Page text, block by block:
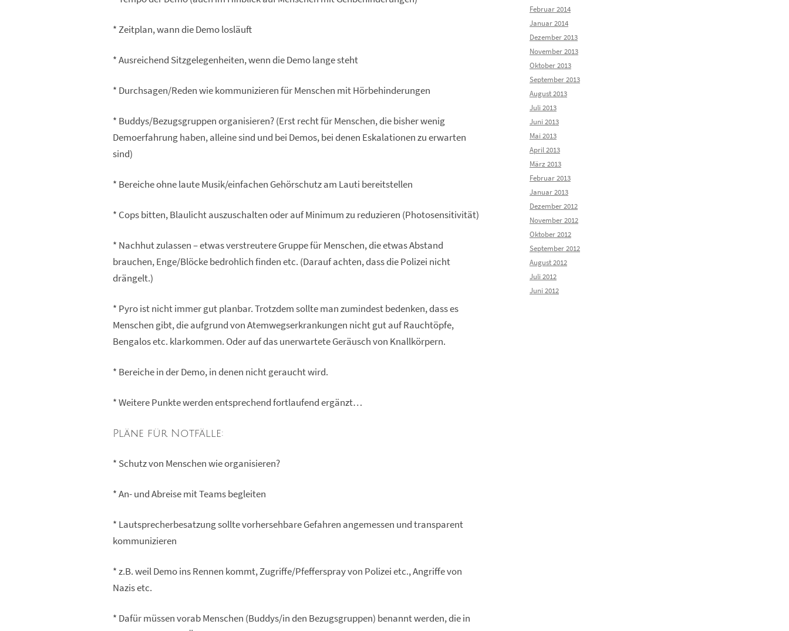
* Zeitplan, wann die Demo losläuft
* Ausreichend Sitzgelegenheiten, wenn die Demo lange steht
* Durchsagen/Reden wie kommunizieren für Menschen mit Hörbehinderungen
* Buddys/Bezugsgruppen organisieren? (Erst recht für Menschen, die bisher wenig
Demoerfahrung haben, alleine sind und bei Demos, bei denen Eskalationen zu erwarten
sind)
* Bereiche ohne laute Musik/einfachen Gehörschutz am Lauti bereitstellen
* Cops bitten, Blaulicht auszuschalten oder auf Minimum zu reduzieren (Photosensitivität)
* Nachhut zulassen – etwas verstreutere Gruppe für Menschen, die etwas Abstand
brauchen, Enge/Blöcke bedrohlich finden etc. (Darauf achten, dass die Polizei nicht
drängelt.)
* Pyro ist nicht immer gut planbar. Trotzdem sollte man zumindest bedenken, dass es
Menschen gibt, die aufgrund von Atemwegserkrankungen nicht gut auf Rauchtöpfe,
Bengalos etc. klarkommen. Oder auf das unerwartete Geräusch von Knallkörpern.
* Bereiche in der Demo, in denen nicht geraucht wird.
* Weitere Punkte werden entsprechend fortlaufend ergänzt…
Pläne für Notfälle:
* Schutz von Menschen wie organisieren?
* An- und Abreise mit Teams begleiten
* Lautsprecherbesatzung sollte vorhersehbare Gefahren angemessen und transparent
kommunizieren
* z.B. weil Demo ins Rennen kommt, Zugriffe/Pfefferspray von Polizei etc., Angriffe von
Nazis etc.
* Dafür müssen vorab Menschen (Buddys/in den Bezugsgruppen) benannt werden, die in
Februar 2014
Januar 2014
Dezember 2013
November 2013
Oktober 2013
September 2013
August 2013
Juli 2013
Juni 2013
Mai 2013
April 2013
März 2013
Februar 2013
Januar 2013
Dezember 2012
November 2012
Oktober 2012
September 2012
August 2012
Juli 2012
Juni 2012